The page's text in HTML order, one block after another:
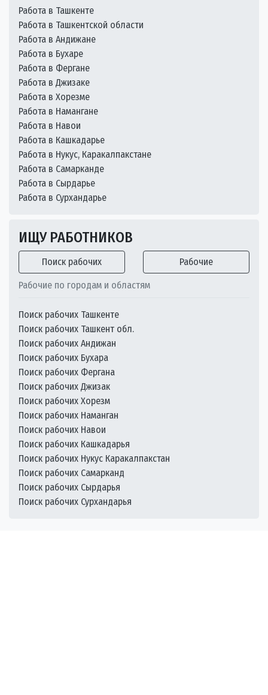
Работа в Ташкенте
Работа в Ташкентской области
Работа в Андижане
Работа в Бухаре
Работа в Фергане
Работа в Джизаке
Работа в Хорезме
Работа в Намангане
Работа в Навои
Работа в Кашкадарье
Работа в Нукус, Каракалпакстане
Работа в Самарканде
Работа в Сырдарье
Работа в Сурхандарье
ИЩУ РАБОТНИКОВ
Поиск рабочих Рабочие
Рабочие по городам и областям
Поиск рабочих Ташкенте
Поиск рабочих Ташкент обл.
Поиск рабочих Андижан
Поиск рабочих Бухара
Поиск рабочих Фергана
Поиск рабочих Джизак
Поиск рабочих Хорезм
Поиск рабочих Наманган
Поиск рабочих Навои
Поиск рабочих Кашкадарья
Поиск рабочих Нукус Каракалпакстан
Поиск рабочих Самарканд
Поиск рабочих Сырдарья
Поиск рабочих Сурхандарья